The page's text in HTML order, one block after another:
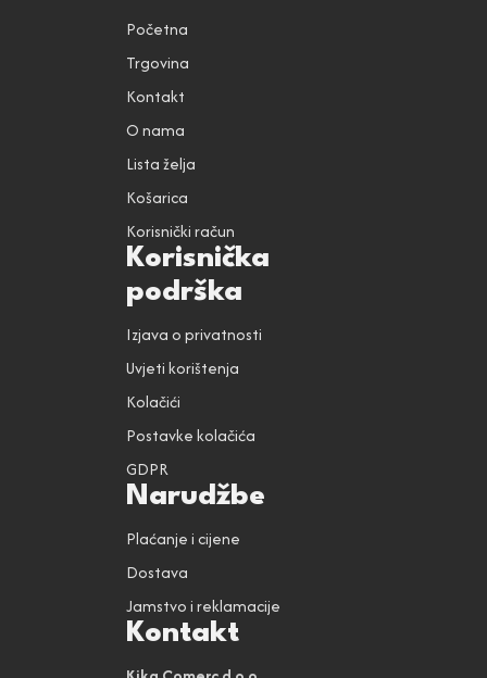
Početna
Trgovina
Kontakt
O nama
Lista želja
Košarica
Korisnički račun
Korisnička
podrška
Izjava o privatnosti
Uvjeti korištenja
Kolačići
Postavke kolačića
GDPR
Narudžbe
Plaćanje i cijene
Dostava
Jamstvo i reklamacije
Kontakt